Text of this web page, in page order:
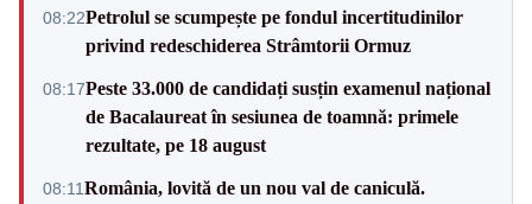
08:22Petrolul se scumpește pe fondul incertitudinilor
privind redeschiderea Strâmtorii Ormuz
08:17Peste 33.000 de candidați susțin examenul național
de Bacalaureat în sesiunea de toamnă: primele
rezultate, pe 18 august
08:11România, lovită de un nou val de caniculă.